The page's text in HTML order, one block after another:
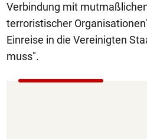
Verbindung mit
terroristischer
Einreise in die Vereinigten
muss".